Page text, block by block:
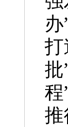
打
批
程
推